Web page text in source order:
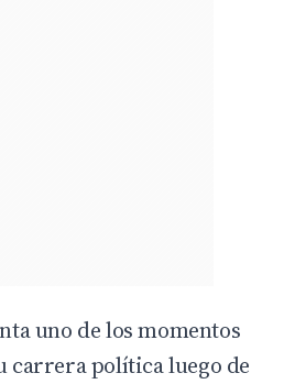
uno de los momentos
carrera política luego de